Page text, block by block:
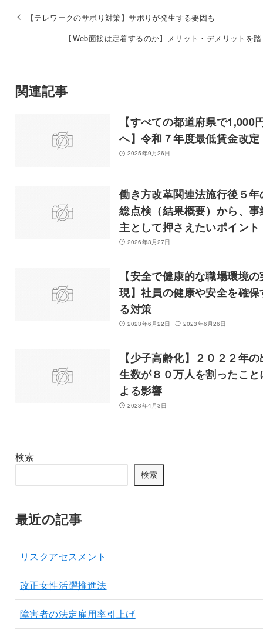
【テレワークのサボり対策】サボりが発生する要因も
【Web面接は定着するのか】メリット・デメリットを
関連記事
【すべての都道府県で1,000
へ】令和７年度最低賃金改定
2025年9月26日
働き方改革関連法施行後５年
総点検（結果概要）から、事
主として押さえたいポイント
2026年3月27日
【安全で健康的な職場環境の
現】社員の健康や安全を確保
る対策
2023年6月22日 2023年6月26日
【少子高齢化】２０２２年の
生数が８０万人を割ったこと
よる影響
2023年4月3日
検索
検索
最近の記事
リスクアセスメント
改正女性活躍推進法
障害者の法定雇用率引上げ